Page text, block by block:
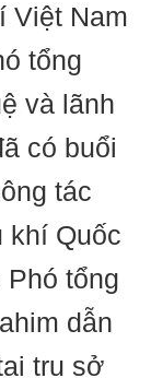
Việt Nam
tổng
và lãnh
có buổi
tác
khí Quốc
Phó tổng
dẫn
trụ sở